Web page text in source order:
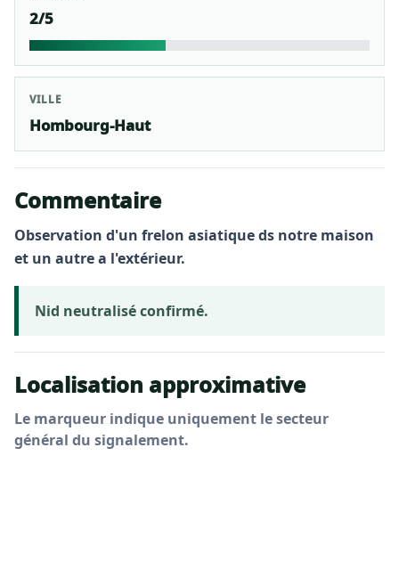
2/5
VILLE
Hombourg-Haut
Commentaire
Observation d'un frelon asiatique ds notre maison
et un autre a l'extérieur.
Nid neutralisé confirmé.
Localisation approximative
Le marqueur indique uniquement le secteur
général du signalement.